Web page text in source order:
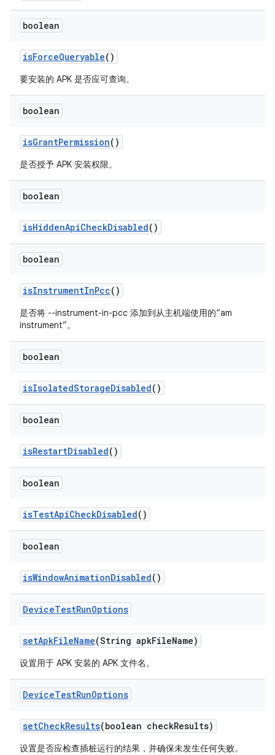
boolean
isForceQueryable()
要安装的 APK 是否应可查询。
boolean
isGrantPermission()
是否授予 APK 安装权限。
boolean
isHiddenApiCheckDisabled()
boolean
isInstrumentInPcc()
是否将 --instrument-in-pcc 添加到从主机端使用的“am
instrument”。
boolean
isIsolatedStorageDisabled()
boolean
isRestartDisabled()
boolean
isTestApiCheckDisabled()
boolean
isWindowAnimationDisabled()
DeviceTestRunOptions
setApkFileName(String apkFileName)
设置用于 APK 安装的 APK 文件名。
DeviceTestRunOptions
setCheckResults(boolean checkResults)
设置是否应检查插桩运行的结果，并确保未发生任何失败。